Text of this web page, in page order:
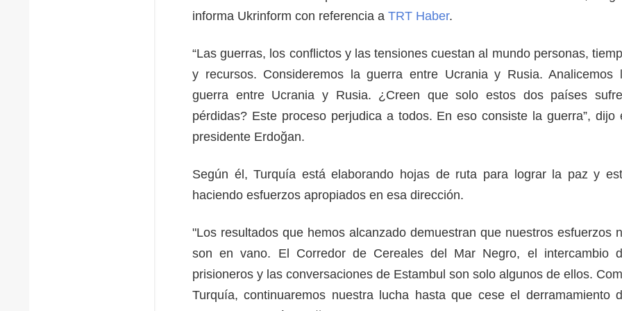
informa Ukrinform con referencia a TRT Haber.
“Las guerras, los conflictos y las tensiones cuestan al mundo personas,
y recursos. Consideremos la guerra entre Ucrania y Rusia. Analicemos
guerra entre Ucrania y Rusia. ¿Creen que solo estos dos países
pérdidas? Este proceso perjudica a todos. En eso consiste la guerra”, dijo
presidente Erdoğan.
Según él, Turquía está elaborando hojas de ruta para lograr la paz y
haciendo esfuerzos apropiados en esa dirección.
"Los resultados que hemos alcanzado demuestran que nuestros esfuerzos
son en vano. El Corredor de Cereales del Mar Negro, el intercambio
prisioneros y las conversaciones de Estambul son solo algunos de ellos.
Turquía, continuaremos nuestra lucha hasta que cese el derramamiento